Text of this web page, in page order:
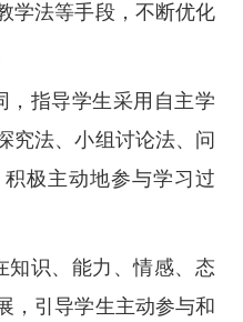
学法等手段，不断优化
，指导学生采用自主学
究法、小组讨论法、问
极主动地参与学习过
知识、能力、情感、态
，引导学生主动参与和